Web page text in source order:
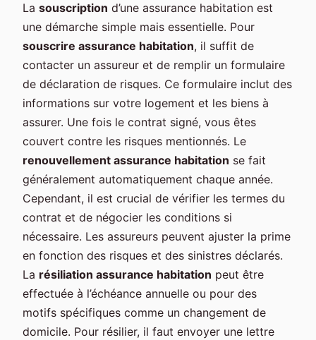
La souscription d’une assurance habitation est
une démarche simple mais essentielle. Pour
souscrire assurance habitation, il suffit de
contacter un assureur et de remplir un formulaire
de déclaration de risques. Ce formulaire inclut des
informations sur votre logement et les biens à
assurer. Une fois le contrat signé, vous êtes
couvert contre les risques mentionnés. Le
renouvellement assurance habitation se fait
généralement automatiquement chaque année.
Cependant, il est crucial de vérifier les termes du
contrat et de négocier les conditions si
nécessaire. Les assureurs peuvent ajuster la prime
en fonction des risques et des sinistres déclarés.
La résiliation assurance habitation peut être
effectuée à l’échéance annuelle ou pour des
motifs spécifiques comme un changement de
domicile. Pour résilier, il faut envoyer une lettre